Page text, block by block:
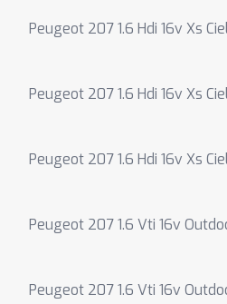
Peugeot 207 1.6 Hdi 16v Xs
Peugeot 207 1.6 Hdi 16v Xs
Peugeot 207 1.6 Hdi 16v Xs
Peugeot 207 1.6 Vti 16v
Peugeot 207 1.6 Vti 16v